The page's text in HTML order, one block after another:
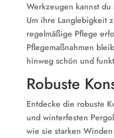
Werkzeugen kannst du
Um ihre Langlebigkeit
regelmäßige Pflege
Pflegemaßnahmen
hinweg schön und
Robuste
Entdecke die robuste
und winterfesten
wie sie starken